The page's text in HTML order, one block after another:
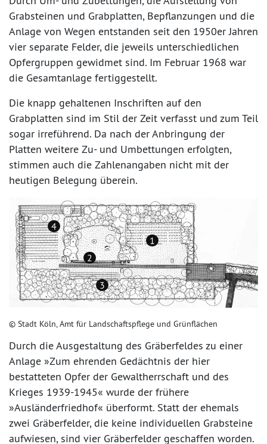
Grabsteinen und Grabplatten, Bepflanzungen und die
Anlage von Wegen entstanden seit den 1950er Jahren
vier separate Felder, die jeweils unterschiedlichen
Opfergruppen gewidmet sind. Im Februar 1968 war
die Gesamtanlage fertiggestellt.
Die knapp gehaltenen Inschriften auf den
Grabplatten sind im Stil der Zeit verfasst und zum Teil
sogar irreführend. Da nach der Anbringung der
Platten weitere Zu- und Umbettungen erfolgten,
stimmen auch die Zahlenangaben nicht mit der
heutigen Belegung überein.
1
2
3
4
© Stadt Köln, Amt für Landschaftspflege und Grünflächen
Durch die Ausgestaltung des Gräberfeldes zu einer
Anlage »Zum ehrenden Gedächtnis der hier
bestatteten Opfer der Gewaltherrschaft und des
Krieges 1939-1945« wurde der frühere
»Ausländerfriedhof« überformt. Statt der ehemals
zwei Gräberfelder, die keine individuellen Grabsteine
aufwiesen, sind vier Gräberfelder geschaffen worden.